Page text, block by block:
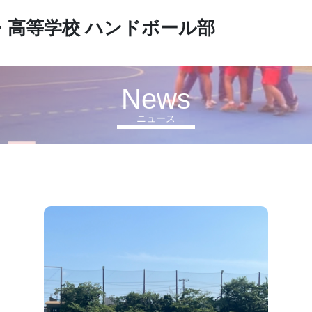
高等学校 ハンドボール部
ニュース
News